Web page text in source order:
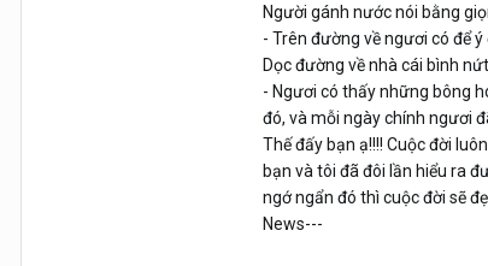
Người gánh nước nói bằng
- Trên đường về ngươi có để
Dọc đường về nhà cái bình
- Ngươi có thấy những bông
đó, và mỗi ngày chính ngươi
Thế đấy bạn ạ!!!! Cuộc đời
bạn và tôi đã đôi lần hiểu ra
ngớ ngẩn đó thì cuộc đời sẽ
News---